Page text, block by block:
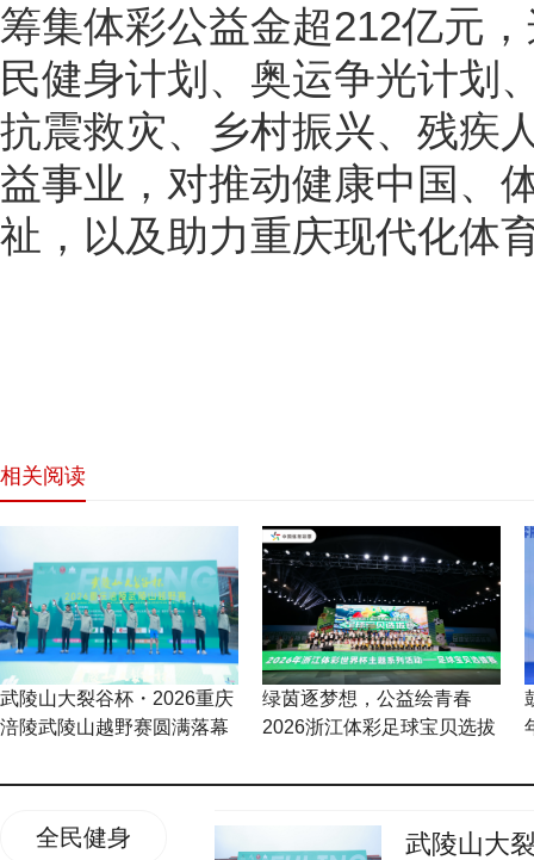
筹集体彩公益金超212亿元
民健身计划、奥运争光计划
抗震救灾、乡村振兴、残疾
益事业，对推动健康中国、
祉，以及助力重庆现代化体
相关阅读
武陵山大裂谷杯・2026重庆
涪陵武陵山越野赛圆满落幕
绿茵逐梦想，公益绘青春
2026浙江体彩足球宝贝选拔
全民健身
武陵山大